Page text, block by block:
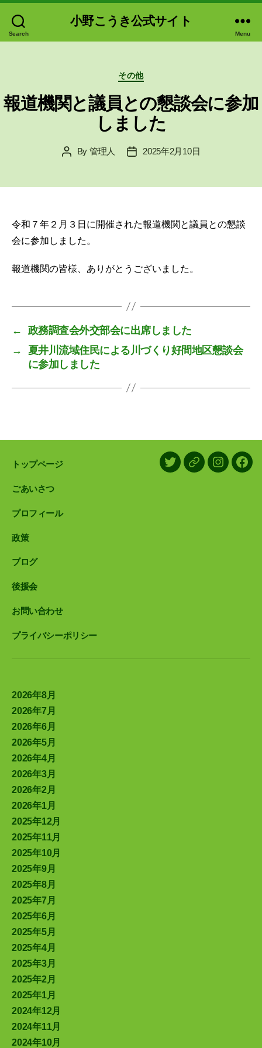
Search
小野こうき公式サイト
Menu
Categories
その他
報道機関と議員との懇談会に参加
しました
PostBy 管理人
Post2025年2月10日
令和７年２月３日に開催された報道機関と議員との懇談
会に参加しました。
報道機関の皆様、ありがとうございました。
←
政務調査会外交部会に出席しました
→
夏井川流域住民による川づくり好間地区懇談会
に参加しました
トップページ
ごあいさつ
プロフィール
政策
ブログ
後援会
お問い合わせ
プライバシーポリシー
X/TwitterLINE Instagram
2026年8月
2026年7月
2026年6月
2026年5月
2026年4月
2026年3月
2026年2月
2026年1月
2025年12月
2025年11月
2025年10月
2025年9月
2025年8月
2025年7月
2025年6月
2025年5月
2025年4月
2025年3月
2025年2月
2025年1月
2024年12月
2024年11月
2024年10月